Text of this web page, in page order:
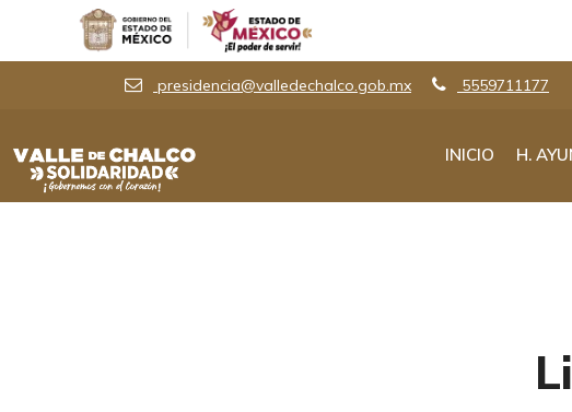
presidencia@valledechalco.gob.mx 5559711177
INICIO H.